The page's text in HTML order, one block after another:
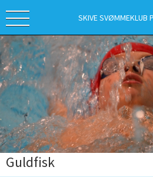
SKIVE SVØMMEKLUB
Guldfisk